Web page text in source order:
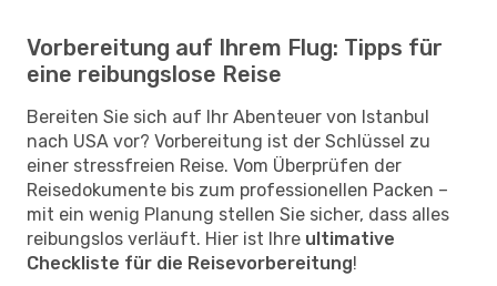
Vorbereitung auf Ihrem Flug: Tipps für
eine reibungslose Reise
Bereiten Sie sich auf Ihr Abenteuer von Istanbul
nach USA vor? Vorbereitung ist der Schlüssel zu
einer stressfreien Reise. Vom Überprüfen der
Reisedokumente bis zum professionellen Packen –
mit ein wenig Planung stellen Sie sicher, dass alles
reibungslos verläuft. Hier ist Ihre ultimative
Checkliste für die Reisevorbereitung!